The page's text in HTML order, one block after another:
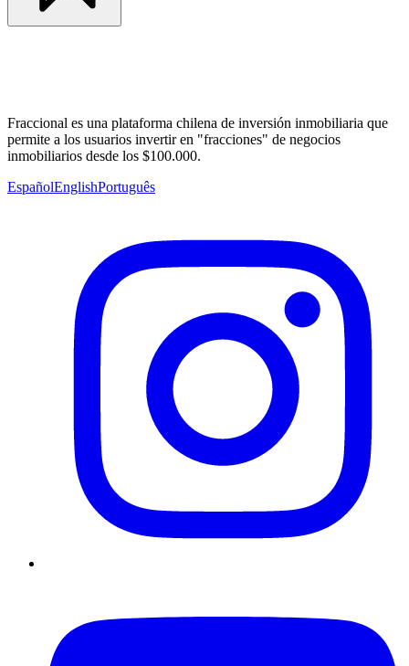
Fraccional es una plataforma chilena de inversión inmobiliaria que
permite a los usuarios invertir en "fracciones" de negocios
inmobiliarios desde los $100.000.
EspañolEnglishPortuguês